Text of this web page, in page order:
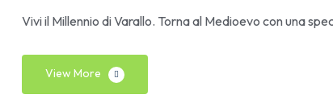
Vivi il Millennio di Varallo. Torna al Medioevo con una
View More